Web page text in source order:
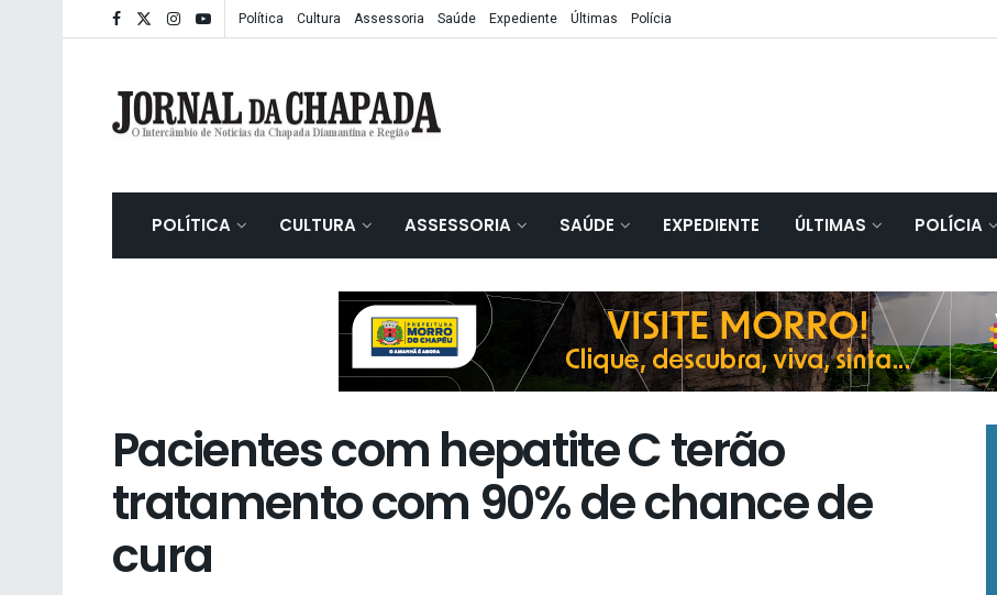
Política Cultura Assessoria Saúde Expediente Últimas Polícia
POLÍTICA CULTURA ASSESSORIA SAÚDE EXPEDIENTE ÚLTIMAS POLÍCIA
Pacientes com hepatite C terão
tratamento com 90% de chance de
cura